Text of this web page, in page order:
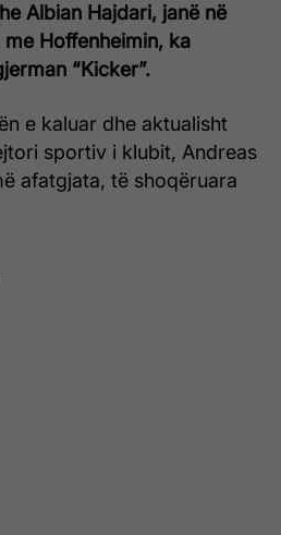
Albian Hajdari, janë në
Hoffenheimin, ka
“Kicker”.
e kaluar dhe aktualisht
sportiv i klubit, Andreas
afatgjata, të shoqëruara